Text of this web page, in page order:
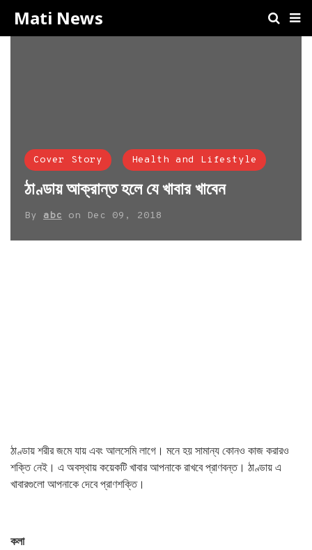
Mati News
Cover Story Health and Lifestyle
ঠাণ্ডায় আক্রান্ত হলে যে খাবার খাবেন
By abc on Dec 09, 2018
ঠাণ্ডায় শরীর জমে যায় এবং আলসেমি লাগে। মনে হয় সামান্য কোনও কাজ করারও
শক্তি নেই। এ অবস্থায় কয়েকটি খাবার আপনাকে রাখবে প্রাণবন্ত। ঠাণ্ডায় এ
খাবারগুলো আপনাকে দেবে প্রাণশক্তি।
কলা